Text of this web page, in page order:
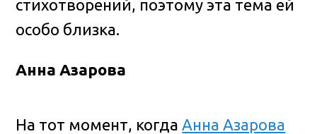
стихотворений, поэтому эта тема ей
особо близка.
Анна Азарова
На тот момент, когда Анна Азарова